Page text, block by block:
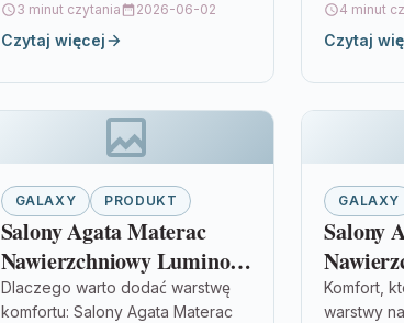
spania bez wymiany całego
materaca, dobrym rozwiązaniem
3 minut czytania 2026-06-02
Czytaj więcej
materac
4 minut
Czytaj
GALAXY PRODUKT
Salony Agata Materac
Nawierzchniowy Luminos
Tencel Ag 90X200
Dlaczego warto dodać warstwę
komfortu: Salony Agata Materac
GALAXY
Salony
Tencel
Komfort,
warstwy